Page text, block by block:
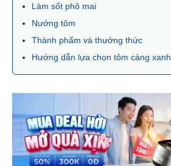
Làm sốt phô mai
Nướng tôm
Thành phẩm và thưởng thức
Hướng dẫn lựa chọn tôm càng xanh